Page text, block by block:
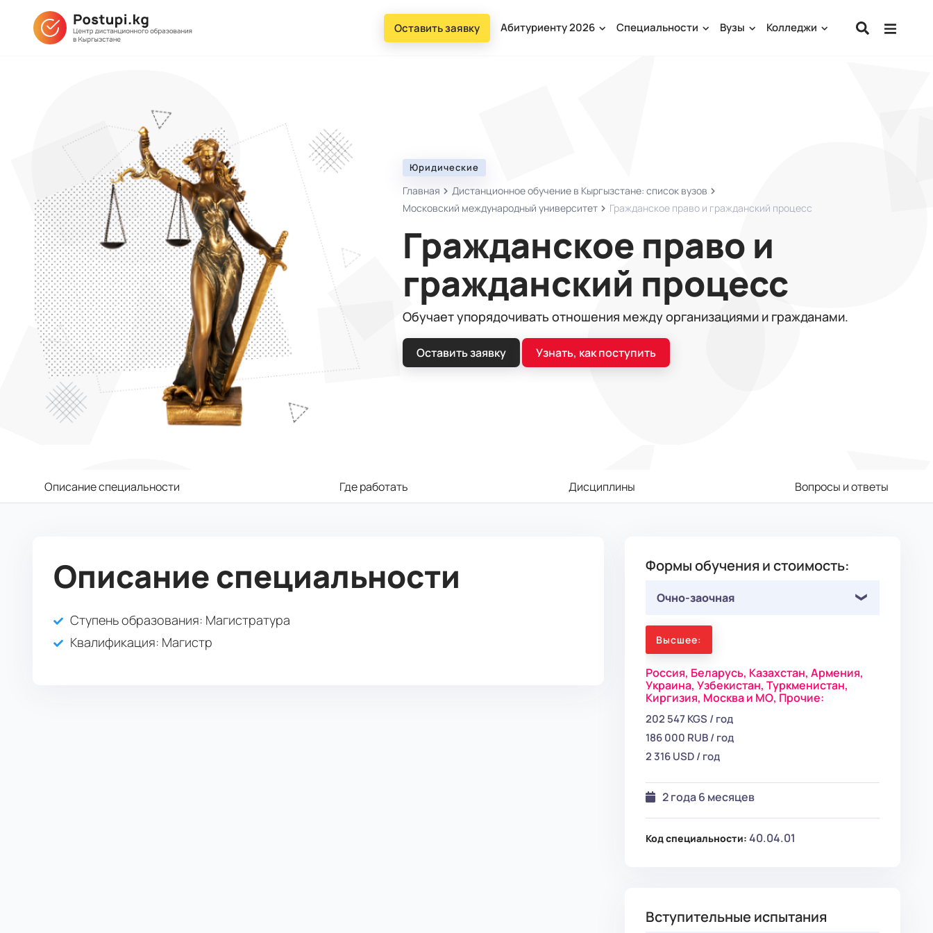
Оставить заявку Абитуриенту 2026 Специальности Вузы Колледжи
Юридические
Главная
Дистанционное обучение в Кыргызстане: список вузов
Московский международный университет
Гражданское право и гражданский процесс
Гражданское право и
гражданский процесс
Обучает упорядочивать отношения между организациями и гражданами.
Оставить заявку Узнать, как поступить
Описание специальности Где работать Дисциплины Вопросы и ответы
Описание специальности
Ступень образования: Магистратура
Квалификация: Магистр
Формы обучения и стоимость:
Очно-заочная
Высшее:
Россия, Беларусь, Казахстан,Армения,
Украина,Узбекистан,Туркменистан,
Киргизия, Москва и МО, Прочие:
202 547 KGS / год
186 000 RUB / год
2 316 USD / год
2 года 6 месяцев
Код специальности: 40.04.01
Вступительные испытания